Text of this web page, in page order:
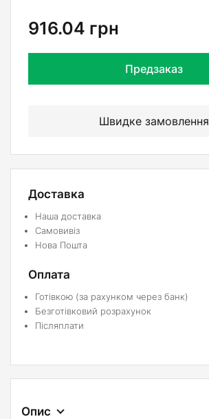
916.04 грн
Предзаказ
Швидке замовлення
Доставка
Наша доставка
Самовивіз
Нова Пошта
Оплата
Готівкою (за рахунком через банк)
Безготівковий розрахунок
Післяплати
Опис